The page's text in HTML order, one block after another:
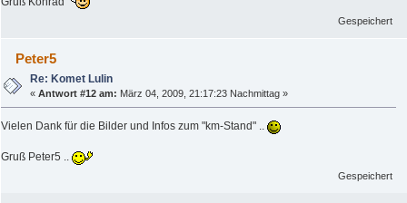
Gespeichert
Peter5
Re: Komet Lulin
«Antwort #12 am: März 04, 2009, 21:17:23 Nachmittag »
Vielen Dank für die Bilder und Infos zum "km-Stand" ..
Gruß Peter5 ..
Gespeichert